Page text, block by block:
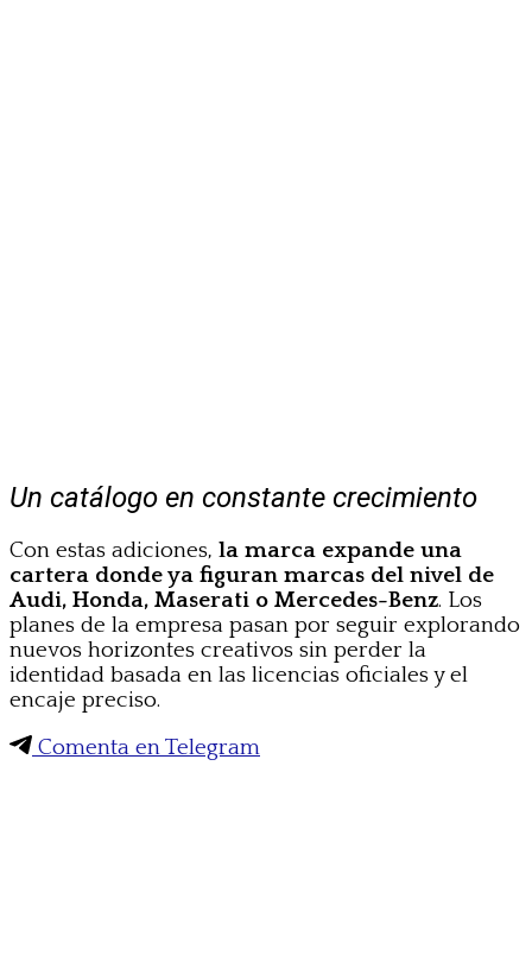
Un catálogo en constante crecimiento
Con estas adiciones, la marca expande una
cartera donde ya figuran marcas del nivel de
Audi, Honda, Maserati o Mercedes-Benz. Los
planes de la empresa pasan por seguir explorando
nuevos horizontes creativos sin perder la
identidad basada en las licencias oficiales y el
encaje preciso.
Comenta en Telegram